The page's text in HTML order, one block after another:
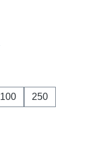
100
250